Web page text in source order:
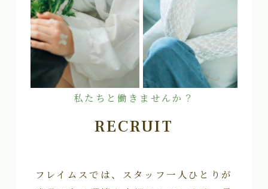
私たちと働きませんか？
RECRUIT
フレイムスでは、スタッフ一人ひとりが